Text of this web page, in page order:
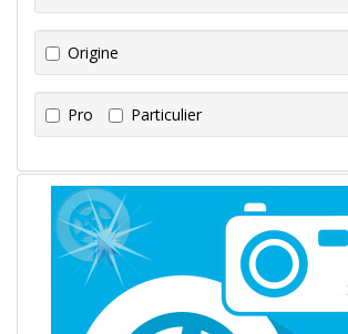
Origine
Pro Particulier